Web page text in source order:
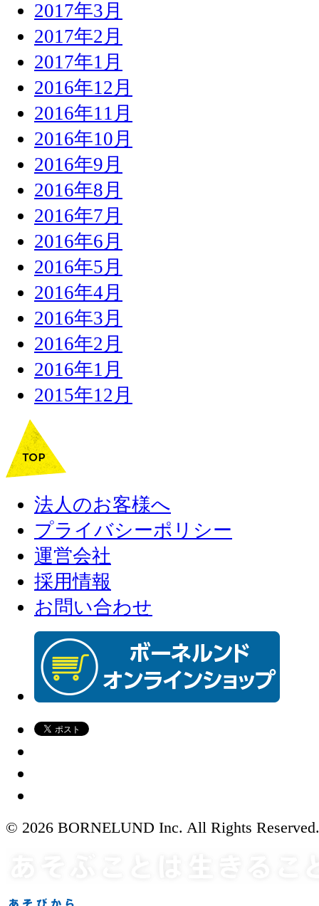
2017年3月
2017年2月
2017年1月
2016年12月
2016年11月
2016年10月
2016年9月
2016年8月
2016年7月
2016年6月
2016年5月
2016年4月
2016年3月
2016年2月
2016年1月
2015年12月
法人のお客様へ
プライバシーポリシー
運営会社
採用情報
お問い合わせ
© 2026 BORNELUND Inc. All Rights Reserved.